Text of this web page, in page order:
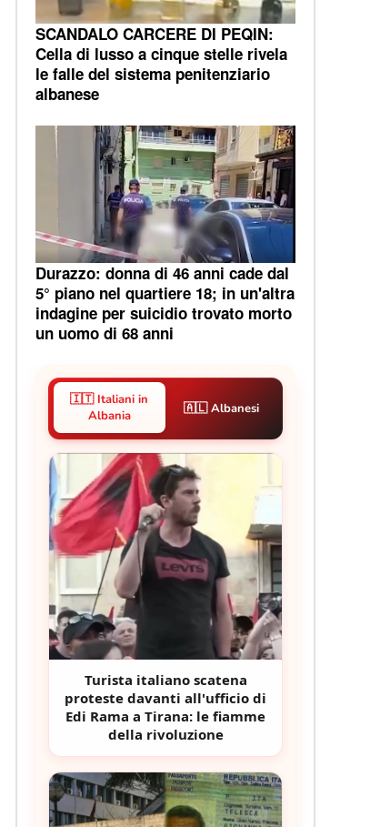
SCANDALO CARCERE DI PEQIN:
Cella di lusso a cinque stelle rivela
le falle del sistema penitenziario
albanese
Durazzo: donna di 46 anni cade dal
5° piano nel quartiere 18; in un'altra
indagine per suicidio trovato morto
un uomo di 68 anni
🇮🇹 Italiani in
Albania
🇦🇱 Albanesi
Turista italiano scatena
proteste davanti all'ufficio di
Edi Rama a Tirana: le fiamme
della rivoluzione